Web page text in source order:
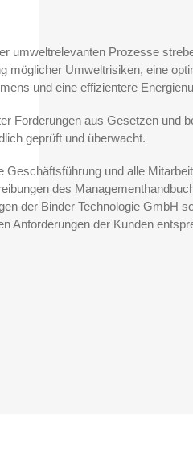
umweltrelevanten Prozesse
möglicher Umweltrisiken, eine
und eine effizientere
Forderungen aus Gesetzen und
geprüft und überwacht.
und alle
des
der Binder Technologie GmbH
Anforderungen der Kunden